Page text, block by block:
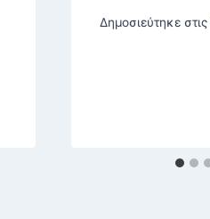
Δημοσιεύτηκε στις